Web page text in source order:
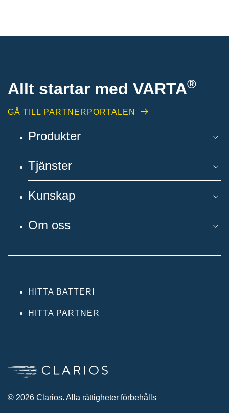
Allt startar med VARTA®
GÅ TILL PARTNERPORTALEN
Produkter
Tjänster
Kunskap
Om oss
HITTA BATTERI
HITTA PARTNER
© 2026 Clarios. Alla rättigheter förbehålls